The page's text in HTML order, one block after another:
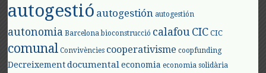
autogestió autogestión autogestión
autonomia Barcelona bioconstrucció calafouCIC CIC
comunal Convivències cooperativisme coopfunding
Decreixement documental economia economia solidària